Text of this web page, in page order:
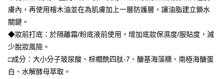
膚內，再使用檜木油並在為肌膚加上一層防護層，讓油脂建立鎖水
關鍵。
◆妝前打底：於隔離霜/粉底液前使用，增加底妝保濕度/服貼度，減
少脫妝風險。
□成分：大小分子玻尿酸、棕櫚酰四肽-7、醣基海藻糖、南極海醣蛋
白、水解酵母萃取。